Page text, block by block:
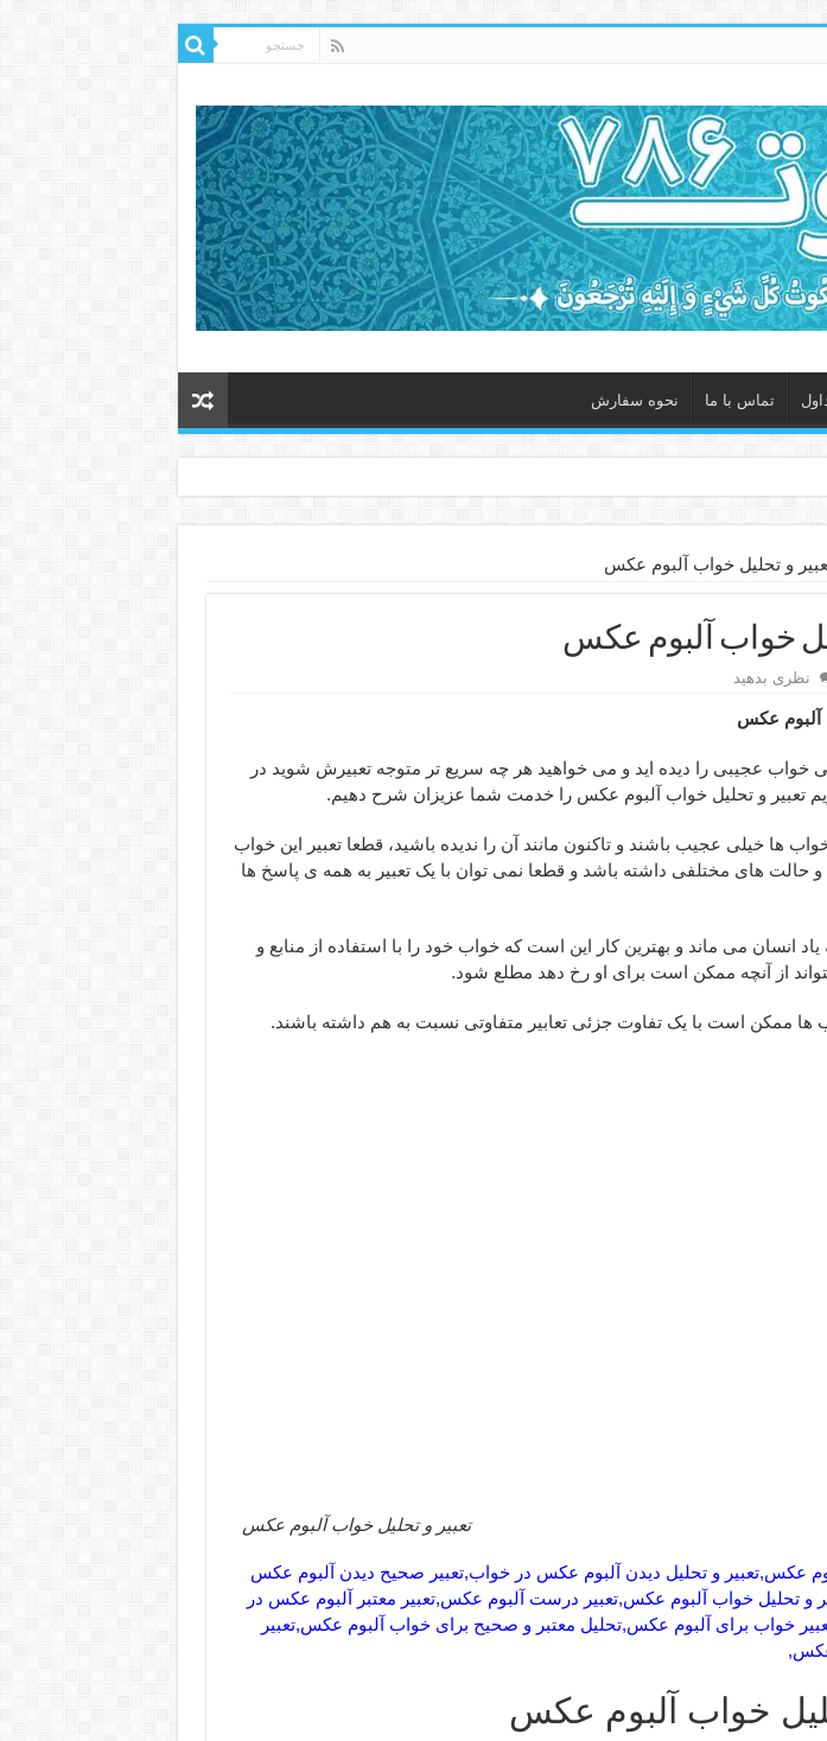
تماس با ما نحوه سفارش
راه دور
حاجات
در کار
و تحلیل خواب آلبوم عکس
خواب آلبوم عکس
نظری بدهید
آلبوم عکس
خواب عجیبی را دیده اید و می خواهید هر چه سریع تر متوجه تعبیرش شوید در
تعبیر و تحلیل خواب آلبوم عکس را خدمت شما عزیزان شرح دهیم.
ها خیلی عجیب باشند و تاکنون مانند آن را ندیده باشید، قطعا تعبیر این خواب
و حالت های مختلفی داشته باشد و قطعا نمی توان با یک تعبیر به همه ی پاسخ ها
انسان می ماند و بهترین کار این است که خواب خود را با استفاده از منابع و
از آنچه ممکن است برای او رخ دهد مطلع شود.
ممکن است با یک تفاوت جزئی تعابیر متفاوتی نسبت به هم داشته باشند.
تعبیر و تحلیل خواب آلبوم عکس
عکس,تعبیر و تحلیل دیدن آلبوم عکس در خواب,تعبیر صحیح دیدن آلبوم عکس
و تحلیل خواب آلبوم عکس,تعبیر درست آلبوم عکس,تعبیر معتبر آلبوم عکس در
خواب برای آلبوم عکس,تحلیل معتبر و صحیح برای خواب آلبوم عکس,تعبیر
عکس,
خواب آلبوم عکس